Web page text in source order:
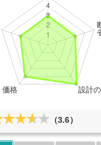
（3.6）